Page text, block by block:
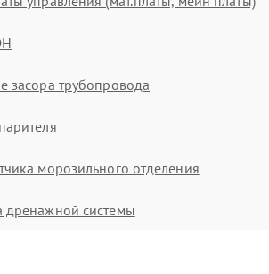
засора трубопровода
морозильного отделения
дренажной системы